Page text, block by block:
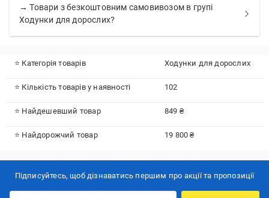
→ Товари з безкоштовним самовивозом в групі
Ходунки для дорослих?
⭐ Категорія товарів Ходунки для дорослих
⭐ Кількість товарів у наявності 102
⭐ Найдешевший товар 849 ₴
⭐ Найдорожчий товар 19 800 ₴
Підписуйтесь, щоб дізнаватись першим про акції та пропозиції